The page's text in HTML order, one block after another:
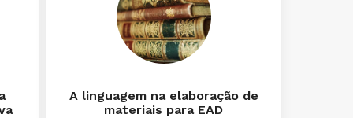
A linguagem na elaboração de
materiais para EAD